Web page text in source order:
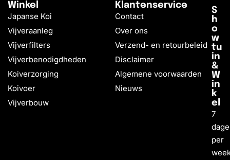
Winkel
Japanse Koi
Vijveraanleg
Vijverfilters
Vijverbenodigdheden
Koiverzorging
Koivoer
Vijverbouw
Klantenservice
Contact
Over ons
Verzend- en retourbeleid
Disclaimer
Algemene voorwaarden
Nieuws
S
h
o
w
tu
in
&
W
in
k
el
7
per